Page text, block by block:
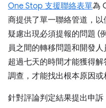
One Stop 支援聯絡表單為
商提供了單一聯絡管道，
疑慮出現必須提報的問題 (
員之間的轉移問題和開發
超過七天的時間才能獲得
調查，才能找出根本原因或
針對評論判定結果提出申訴